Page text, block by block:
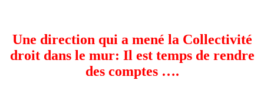
Une direction qui a mené la Collectivité
droit dans le mur: Il est temps de rendre
des comptes ….